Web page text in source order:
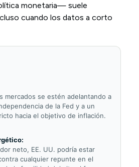
monetaria— suele
cuando los datos a corto
mercados se estén adelantando a
de la Fed y a un
hacia el objetivo de inflación.
neto, EE. UU. podría estar
cualquier repunte en el